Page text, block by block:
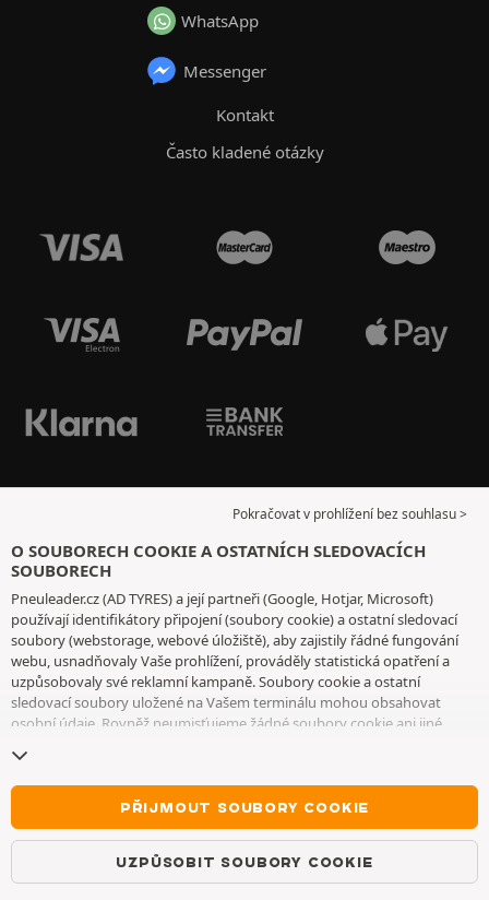
WhatsApp
Messenger
Kontakt
Často kladené otázky
Pokračovat v prohlížení bez souhlasu >
O SOUBORECH COOKIE A OSTATNÍCH SLEDOVACÍCH
SOUBORECH
Pneuleader.cz (AD TYRES) a její partneři (Google, Hotjar, Microsoft)
používají identifikátory připojení (soubory cookie) a ostatní sledovací
soubory (webstorage, webové úložiště), aby zajistily řádné fungování
webu, usnadňovaly Vaše prohlížení, prováděly statistická opatření a
uzpůsobovaly své reklamní kampaně. Soubory cookie a ostatní
sledovací soubory uložené na Vašem terminálu mohou obsahovat
osobní údaje. Rovněž neumisťujeme žádné soubory cookie ani jiné
vyjma těch, které jsou nezbytné pro fungování webu. Vaši volbu
uchováváme po dobu 6 měsíců. Svůj souhlas můžete kdykoliv odvolat
stránce souborů cookie a ostatních sledovacích souborů
rozhodnout, že budete pokračovat v prohlížení, aniž byste přijali
ukládání souborů cookie nebo jiných sledovacích souborů. Toto
odmítnutí nebrání přístupu ke službám AD TYRES. Pro bližší informace
Vás vyzýváme, abyste si prostudovalistránku souborů cookie a
PŘIJMOUT SOUBORY COOKIE
UZPŮSOBIT SOUBORY COOKIE